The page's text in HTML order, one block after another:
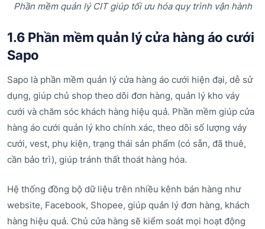
Phần mềm quản lý CIT giúp tối ưu hóa quy trình vận hành
1.6 Phần mềm quản lý cửa hàng áo cưới
Sapo
Sapo là phần mềm quản lý cửa hàng áo cưới hiện đại, dễ sử
dụng, giúp chủ shop theo dõi đơn hàng, quản lý kho váy
cưới và chăm sóc khách hàng hiệu quả. Phần mềm giúp cửa
hàng áo cưới quản lý kho chính xác, theo dõi số lượng váy
cưới, vest, phụ kiện, trạng thái sản phẩm (có sẵn, đã thuê,
cần bảo trì), giúp tránh thất thoát hàng hóa.
Hệ thống đồng bộ dữ liệu trên nhiều kênh bán hàng như
website, Facebook, Shopee, giúp quản lý đơn hàng, khách
hàng hiệu quả. Chủ cửa hàng sẽ kiểm soát mọi hoạt động